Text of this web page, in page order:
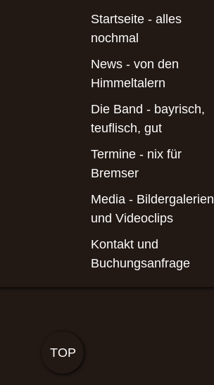
Startseite - alles
nochmal
News - von den
Himmeltalern
Die Band - bayrisch,
teuflisch, gut
Termine - nix für
Bremser
Media - Bildergalerien
und Videoclips
Kontakt und
Buchungsanfrage
TOP